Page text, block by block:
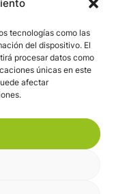
tecnologías como las
del dispositivo. El
procesar datos como
únicas en este
afectar